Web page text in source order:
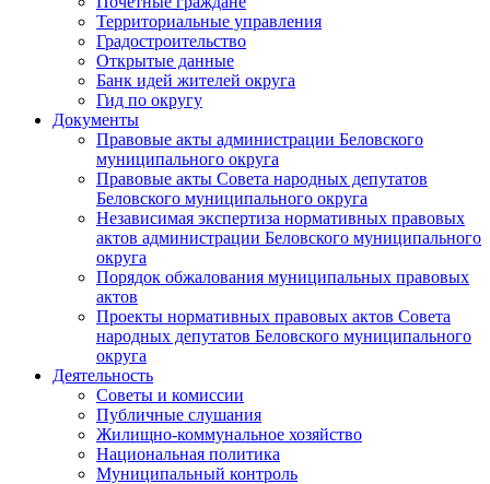
Территориальные управления
Градостроительство
Открытые данные
Банк идей жителей округа
Гид по округу
Документы
Правовые акты администрации Беловского
муниципального округа
Правовые акты Совета народных депутатов
Беловского муниципального округа
Независимая экспертиза нормативных правовых
актов администрации Беловского муниципального
округа
Порядок обжалования муниципальных правовых
актов
Проекты нормативных правовых актов Совета
народных депутатов Беловского муниципального
округа
Деятельность
Советы и комиссии
Публичные слушания
Жилищно-коммунальное хозяйство
Национальная политика
Муниципальный контроль